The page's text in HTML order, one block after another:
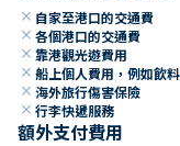
close 自家至港口的交通費
close 各個港口的交通費
close 靠港觀光遊費用
close 船上個人費用，例如飲
close 海外旅行傷害保險
close 行李快遞服務
額外支付費用